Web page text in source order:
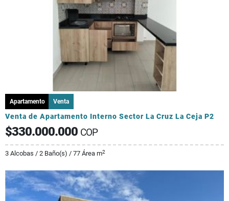
Apartamento Venta
Venta de Apartamento Interno Sector La Cruz La Ceja P2
$330.000.000 COP
3 Alcobas / 2 Baño(s) / 77 Área m2